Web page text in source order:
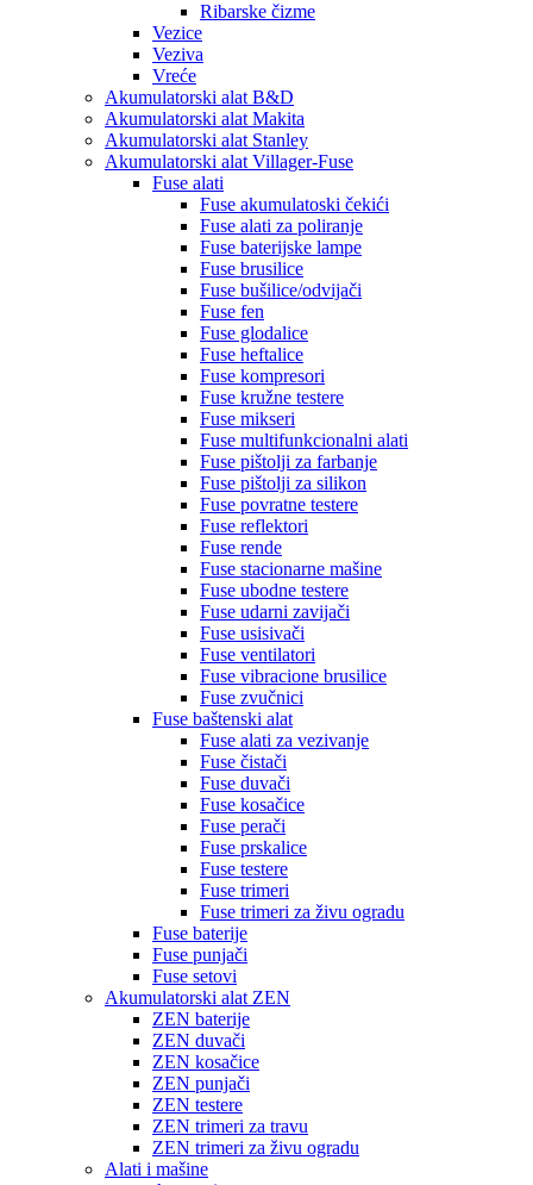
Ribarske čizme
Vezice
Veziva
Vreće
Akumulatorski alat B&D
Akumulatorski alat Makita
Akumulatorski alat Stanley
Akumulatorski alat Villager-Fuse
Fuse alati
Fuse akumulatoski čekići
Fuse alati za poliranje
Fuse baterijske lampe
Fuse brusilice
Fuse bušilice/odvijači
Fuse fen
Fuse glodalice
Fuse heftalice
Fuse kompresori
Fuse kružne testere
Fuse mikseri
Fuse multifunkcionalni alati
Fuse pištolji za farbanje
Fuse pištolji za silikon
Fuse povratne testere
Fuse reflektori
Fuse rende
Fuse stacionarne mašine
Fuse ubodne testere
Fuse udarni zavijači
Fuse usisivači
Fuse ventilatori
Fuse vibracione brusilice
Fuse zvučnici
Fuse baštenski alat
Fuse alati za vezivanje
Fuse čistači
Fuse duvači
Fuse kosačice
Fuse perači
Fuse prskalice
Fuse testere
Fuse trimeri
Fuse trimeri za živu ogradu
Fuse baterije
Fuse punjači
Fuse setovi
Akumulatorski alat ZEN
ZEN baterije
ZEN duvači
ZEN kosačice
ZEN punjači
ZEN testere
ZEN trimeri za travu
ZEN trimeri za živu ogradu
Alati i mašine